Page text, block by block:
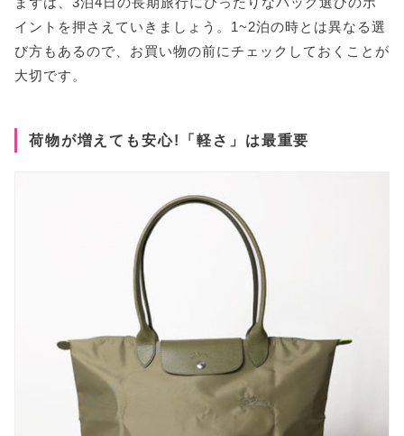
【リゾート】 リラックス感を演出する素材やデザイン
【シティ】 街歩きに映えるきれいめスタイル
どのくらいのサイズ(容量)がちょうどいい?
イントを押さえていきましょう。1~2泊の時とは異なる選
び方もあるので、お買い物の前にチェックしておくことが
大切です。
荷物が増えても安心!「軽さ」は最重要